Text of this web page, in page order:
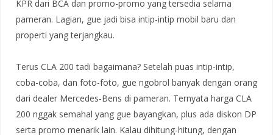
KPR dari BCA dan promo-promo yang tersedia selama
pameran. Lagian, gue jadi bisa intip-intip mobil baru dan
properti yang terjangkau.
Terus CLA 200 tadi bagaimana? Setelah puas intip-intip,
coba-coba, dan foto-foto, gue ngobrol banyak dengan orang
dari dealer Mercedes-Bens di pameran. Ternyata harga CLA
200 nggak semahal yang gue bayangkan, plus ada diskon DP
serta promo menarik lain. Kalau dihitung-hitung, dengan